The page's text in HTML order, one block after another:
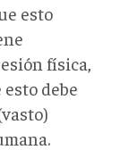
esto
física,
debe